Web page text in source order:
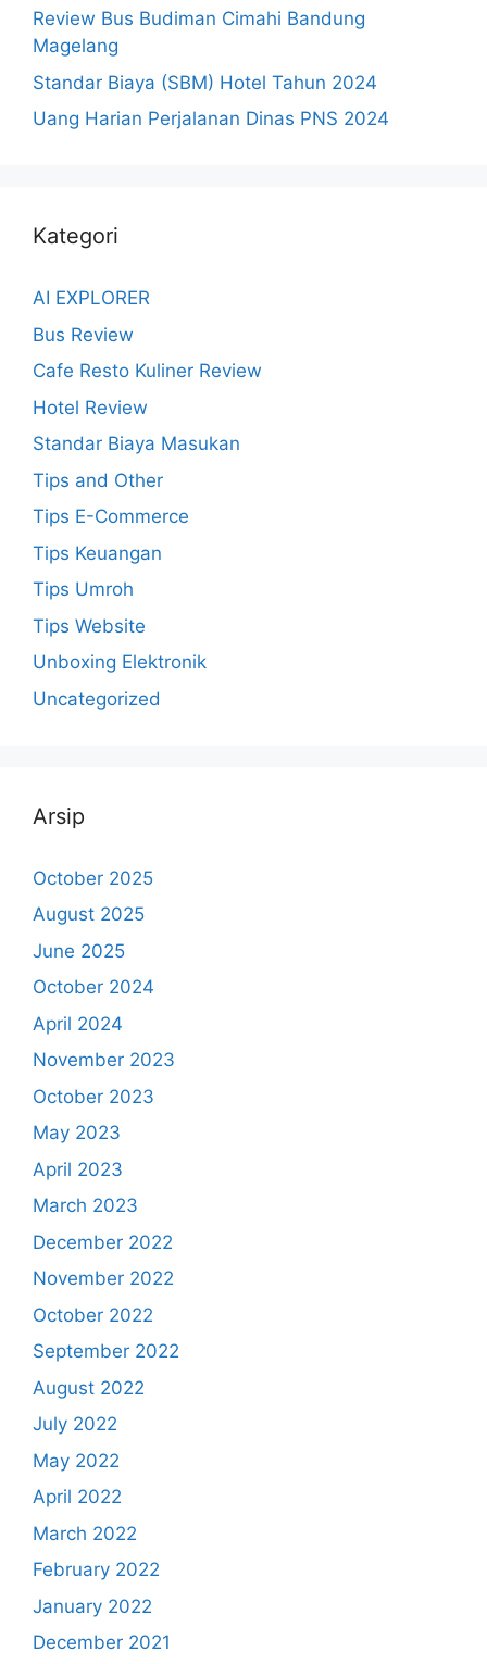
Review Bus Budiman Cimahi Bandung
Magelang
Standar Biaya (SBM) Hotel Tahun 2024
Uang Harian Perjalanan Dinas PNS 2024
Kategori
AI EXPLORER
Bus Review
Cafe Resto Kuliner Review
Hotel Review
Standar Biaya Masukan
Tips and Other
Tips E-Commerce
Tips Keuangan
Tips Umroh
Tips Website
Unboxing Elektronik
Uncategorized
Arsip
October 2025
August 2025
June 2025
October 2024
April 2024
November 2023
October 2023
May 2023
April 2023
March 2023
December 2022
November 2022
October 2022
September 2022
August 2022
July 2022
May 2022
April 2022
March 2022
February 2022
January 2022
December 2021